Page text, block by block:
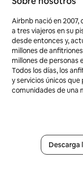
Airbnb nació en
a tres viajeros en su
desde entonces y,
millones de
millones de personas
Todos los días, los
y servicios únicos
comunidades de una
Descarga